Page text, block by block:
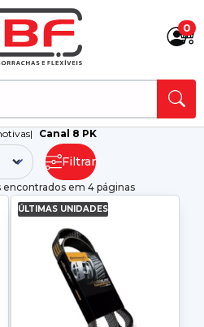
0
| Canal 8 PK
em 4 páginas
Filtrar
ÚLTIMAS UNIDADES